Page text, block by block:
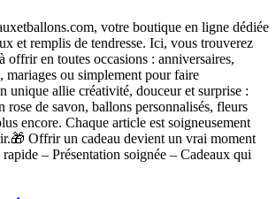
votre boutique en ligne dédiée
et remplis de tendresse. Ici, vous trouverez
offrir en toutes occasions : anniversaires,
mariages ou simplement pour faire
unique allie créativité, douceur et surprise :
rose de savon, ballons personnalisés, fleurs
encore. Chaque article est soigneusement
Offrir un cadeau devient un vrai moment
– Présentation soignée – Cadeaux qui